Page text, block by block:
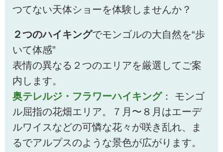
つてない天体ショーを体験しませんか？
２つのハイキングでモンゴルの大自然を“歩
いて体感”
表情の異なる２つのエリアを厳選してご案
内します。
奥テレルジ・フラワーハイキング： モンゴ
ル屈指の花畑エリア。７月〜８月はエーデ
ルワイスなどの可憐な花々が咲き乱れ、ま
るでアルプスのような景色が広がります。